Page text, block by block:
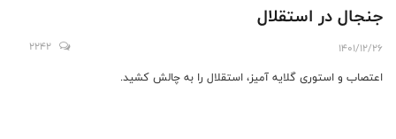
جنجال در استقلال
1401/12/26
2242
اعتصاب و استوری گلایه آميز، استقلال را به چالش کشید.